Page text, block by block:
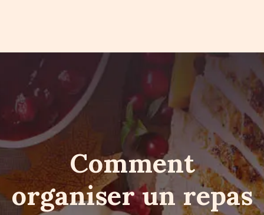
Comment
organiser un repas